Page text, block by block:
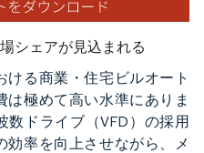
シェアが見込まれる
る商業・住宅ビルオート
は極めて高い水準にありま
数ドライブ（VFD）の採用
効率を向上させながら、メ